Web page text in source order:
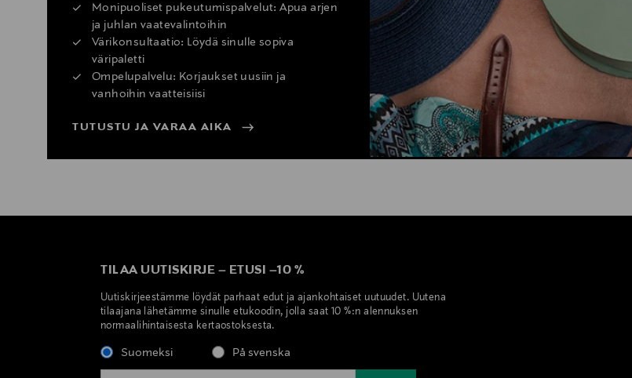
Monipuoliset pukeutumispalvelut: Apua arjen
ja juhlan vaatevalintoihin
Värikonsultaatio: Löydä sinulle sopiva
väripaletti
Ompelupalvelu: Korjaukset uusiin ja
vanhoihin vaatteisiisi
TUTUSTU JA VARAA AIKA
TILAA UUTISKIRJE – ETUSI –10 %
Uutiskirjeestämme löydät parhaat edut ja ajankohtaiset uutuudet. Uutena
tilaajana lähetämme sinulle etukoodin, jolla saat 10 %:n alennuksen
normaalihintaisesta kertaostoksesta.
Suomeksi På svenska